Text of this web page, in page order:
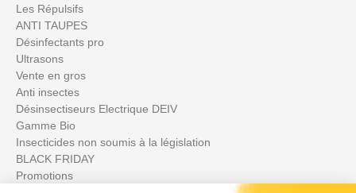
Les Répulsifs
ANTI TAUPES
Désinfectants pro
Ultrasons
Vente en gros
Anti insectes
Désinsectiseurs Electrique DEIV
Gamme Bio
Insecticides non soumis à la législation
BLACK FRIDAY
Promotions